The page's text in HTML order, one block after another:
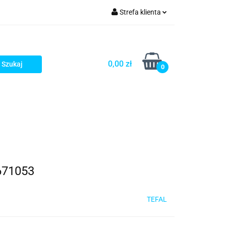
Strefa klienta
Zarejestruj się
Dodaj zgłoszenie
0,00 zł 0
TEFAL